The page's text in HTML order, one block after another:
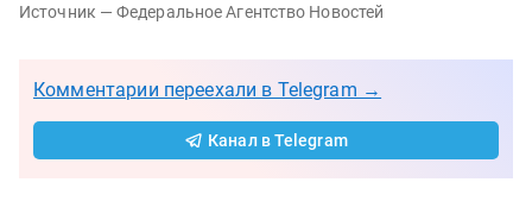
Источник — Федеральное Агентство Новостей
Комментарии переехали в Telegram →
Канал в Telegram